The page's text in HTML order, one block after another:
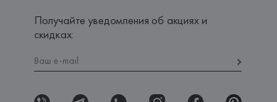
Получайте уведомления об акциях и
скидках: